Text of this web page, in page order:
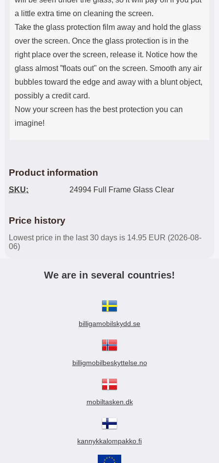
a little extra time on cleaning the screen.
Take the glass protection film away and hold the glass
over the screen. Once the glass protection is in the
right place over the screen, release it. Notice how the
glass almost ”floats out" on the screen. Smooth any air
bubbles toward the edge and away with a blunt object,
possibly a credit card.
Now your screen has the best protection you can
imagine!
Product information
SKU: 24994 Full Frame Glass Clear
Price history
Lowest price in the last 30 days is 14.95 EUR (2026-08-
06)
We are in several countries!
billigamobilskydd.se
billigmobilbeskyttelse.no
mobiltasken.dk
kannykkalompakko.fi